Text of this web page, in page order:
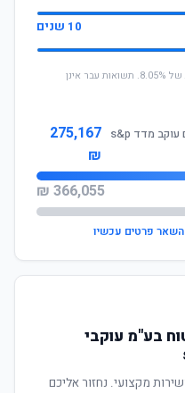
10 שנים
* החישוב מבוסס על תשואה שנתית ממוצעת של 8.05%. תשואות עבר אינן
איילון חברה לביטוח בע"מ עוקבי מדדים עוקב מדד s&p
275,167
₪
366,055 ₪
השאר פרטים עכשיו
בע"מ עוקבי
מקצועי. נחזור אליכם